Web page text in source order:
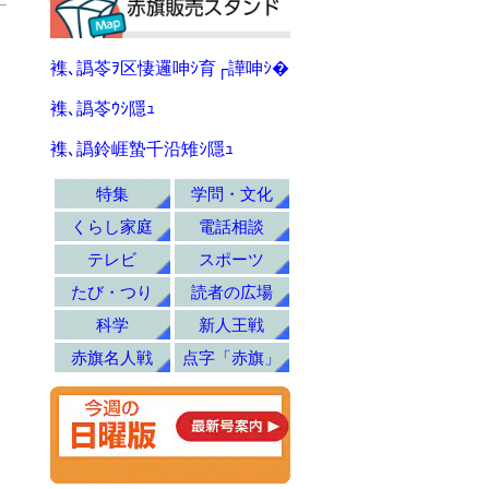
襍､譌苓ｦ区悽邏呻ｼ育┌譁呻ｼ�
襍､譌苓ｳｼ隱ｭ
襍､譌鈴崕蟄千沿雉ｼ隱ｭ
特集
学問・文化
くらし家庭
電話相談
テレビ
スポーツ
たび・つり
読者の広場
科学
新人王戦
赤旗名人戦
点字「赤旗」